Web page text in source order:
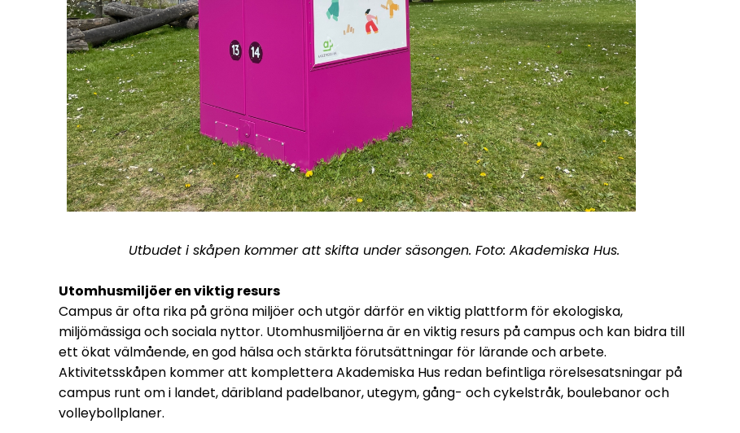
Utbudet i skåpen kommer att skifta under säsongen. Foto: Akademiska Hus.
Utomhusmiljöer en viktig resurs
Campus är ofta rika på gröna miljöer och utgör därför en viktig plattform för ekologiska,
miljömässiga och sociala nyttor. Utomhusmiljöerna är en viktig resurs på campus och kan bidra till
ett ökat välmående, en god hälsa och stärkta förutsättningar för lärande och arbete.
Aktivitetsskåpen kommer att komplettera Akademiska Hus redan befintliga rörelsesatsningar på
campus runt om i landet, däribland padelbanor, utegym, gång- och cykelstråk, boulebanor och
volleybollplaner.